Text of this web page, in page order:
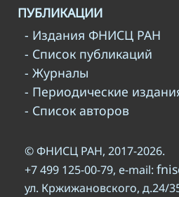
ПУБЛИКАЦИИ
- Издания ФНИСЦ РАН
- Список публикаций
- Журналы
- Периодические
- Список авторов
© ФНИСЦ РАН, 2017-2026.
+7 499 125-00-79, e-mail:
ул. Кржижановского, д.24/